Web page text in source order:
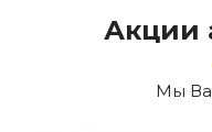
Акции
Мы